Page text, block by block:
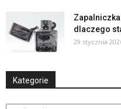
dlaczego
29 stycznia
Kategorie
Kategorie